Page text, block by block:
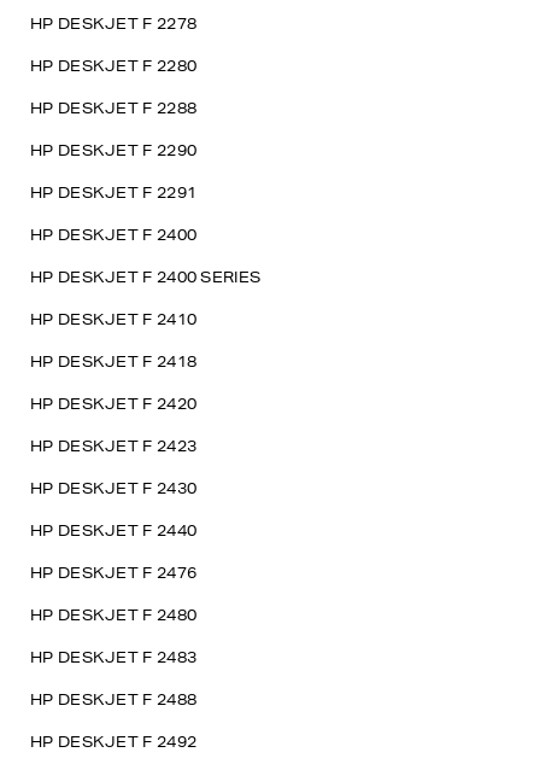
HP DESKJET F 2278
HP DESKJET F 2280
HP DESKJET F 2288
HP DESKJET F 2290
HP DESKJET F 2291
HP DESKJET F 2400
HP DESKJET F 2400 SERIES
HP DESKJET F 2410
HP DESKJET F 2418
HP DESKJET F 2420
HP DESKJET F 2423
HP DESKJET F 2430
HP DESKJET F 2440
HP DESKJET F 2476
HP DESKJET F 2480
HP DESKJET F 2483
HP DESKJET F 2488
HP DESKJET F 2492